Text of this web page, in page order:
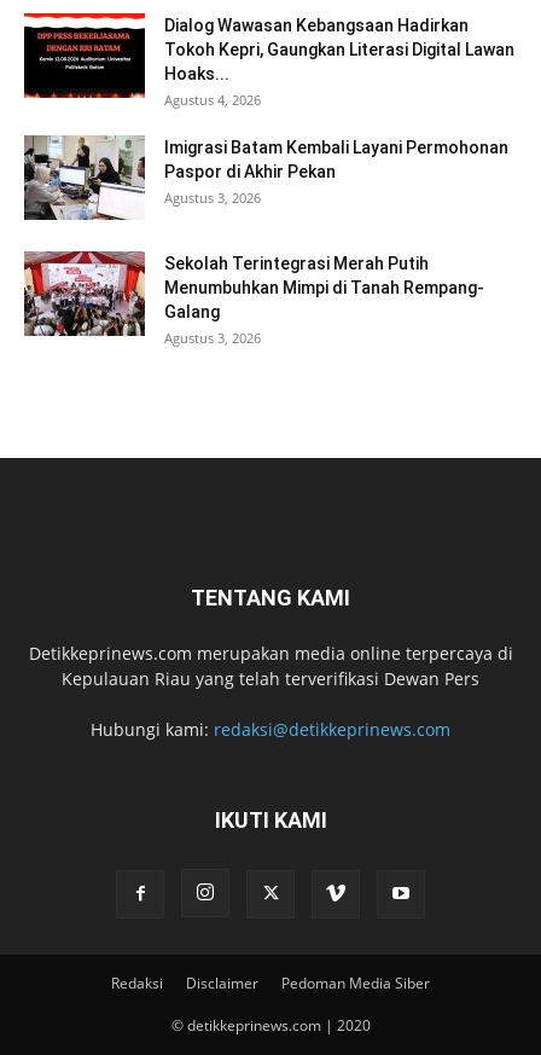
Dialog Wawasan Kebangsaan Hadirkan
Tokoh Kepri, Gaungkan Literasi Digital Lawan
Hoaks...
Agustus 4, 2026
Imigrasi Batam Kembali Layani Permohonan
Paspor di Akhir Pekan
Agustus 3, 2026
Sekolah Terintegrasi Merah Putih
Menumbuhkan Mimpi di Tanah Rempang-
Galang
Agustus 3, 2026
TENTANG KAMI
Detikkeprinews.com merupakan media online terpercaya di
Kepulauan Riau yang telah terverifikasi Dewan Pers
Hubungi kami: redaksi@detikkeprinews.com
IKUTI KAMI
Redaksi Disclaimer Pedoman Media Siber
© detikkeprinews.com | 2020